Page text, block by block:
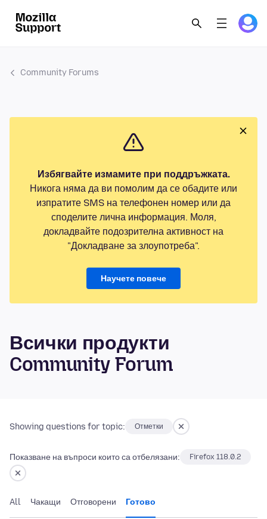
Community Forums
Избягвайте измамите при поддръжката.
Никога няма да ви помолим да се обадите или
изпратите SMS на телефонен номер или да
споделите лична информация. Моля,
докладвайте подозрителна активност на
"Докладване за злоупотреба".
Научете повече
Всички продукти
Community Forum
Showing questions for topic: Отметки
Показване на въпроси които са отбелязани: Firefox 118.0.2
All Чакащи Отговорени Готово